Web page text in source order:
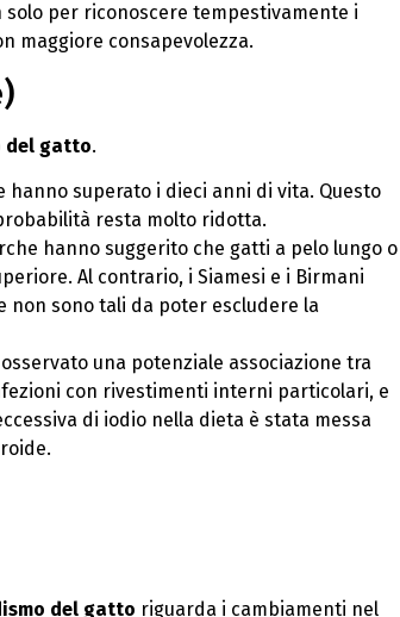
per riconoscere tempestivamente i
maggiore consapevolezza.
del gatto.
hanno superato i dieci anni di vita. Questo
resta molto ridotta.
hanno suggerito che gatti a pelo lungo o
Al contrario, i Siamesi e i Birmani
non sono tali da poter escludere la
una potenziale associazione tra
con rivestimenti interni particolari, e
di iodio nella dieta è stata messa
del gatto riguarda i cambiamenti nel